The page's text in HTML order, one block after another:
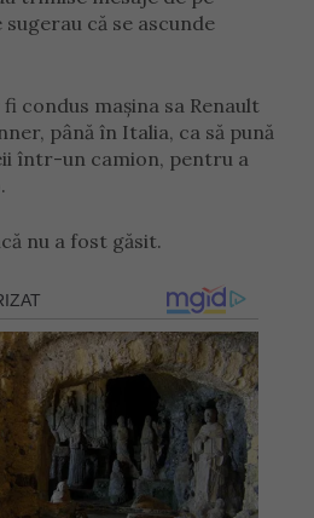
că se ascunde
condus mașina sa Renault
până în Italia, ca să pună
într-un camion, pentru a
nu a fost găsit.